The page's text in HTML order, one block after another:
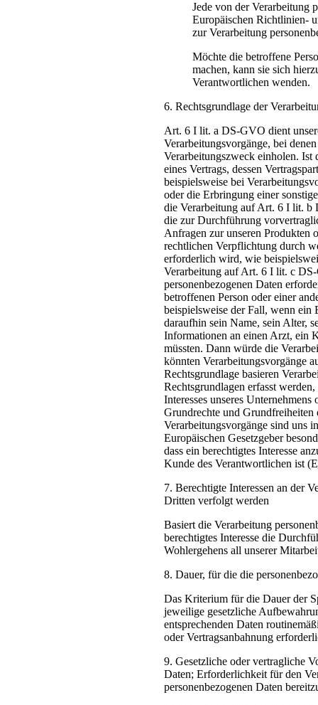
Jede von der Verarbeitung
Europäischen Richtlinien-
zur Verarbeitung
Möchte die betroffene
machen, kann sie sich
Verantwortlichen wenden.
6. Rechtsgrundlage der
Art. 6 I lit. a DS-GVO dient
Verarbeitungsvorgänge, bei
Verarbeitungszweck einholen. Ist
eines Vertrags, dessen
beispielsweise bei
oder die Erbringung einer
die Verarbeitung auf Art. 6 I lit. b
die zur Durchführung
Anfragen zur unseren Produkten
rechtlichen Verpflichtung durch
erforderlich wird, wie
Verarbeitung auf Art. 6 I lit. c
personenbezogenen Daten
betroffenen Person oder einer
beispielsweise der Fall, wenn ein
daraufhin sein Name, sein Alter,
Informationen an einen Arzt, ein
müssten. Dann würde die
könnten Verarbeitungsvorgänge
Rechtsgrundlage basieren
Rechtsgrundlagen erfasst
Interesses unseres
Grundrechte und
Verarbeitungsvorgänge sind uns
Europäischen Gesetzgeber
dass ein berechtigtes Interesse
Kunde des Verantwortlichen ist
7. Berechtigte Interessen an der
Dritten verfolgt werden
Basiert die Verarbeitung
berechtigtes Interesse die
Wohlergehens all unserer
8. Dauer, für die die
Das Kriterium für die Dauer der
jeweilige gesetzliche
entsprechenden Daten
oder Vertragsanbahnung
9. Gesetzliche oder vertragliche
Daten; Erforderlichkeit für den
personenbezogenen Daten